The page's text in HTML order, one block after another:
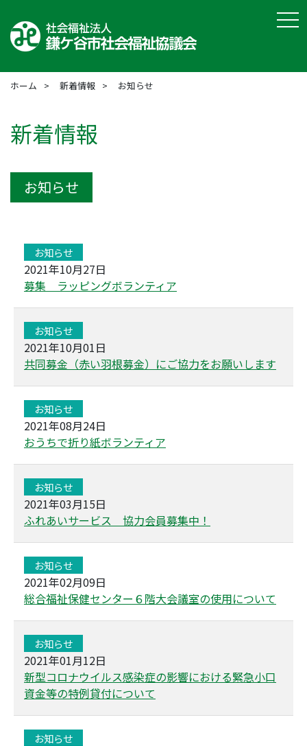
ホーム 新着情報 お知らせ
新着情報
お知らせ
お知らせ
2021年10月27日
募集 ラッピングボランティア
お知らせ
2021年10月01日
共同募金（赤い羽根募金）にご協力をお願いします
お知らせ
2021年08月24日
おうちで折り紙ボランティア
お知らせ
2021年03月15日
ふれあいサービス 協力会員募集中！
お知らせ
2021年02月09日
総合福祉保健センター６階大会議室の使用について
お知らせ
2021年01月12日
新型コロナウイルス感染症の影響における緊急小口
資金等の特例貸付について
お知らせ